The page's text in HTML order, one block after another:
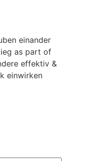
einander
as part of
effektiv &
einwirken